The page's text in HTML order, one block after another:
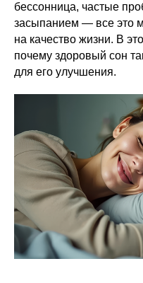
бессонница, частые
засыпанием — все это
на качество жизни. В
почему здоровый сон
для его улучшения.